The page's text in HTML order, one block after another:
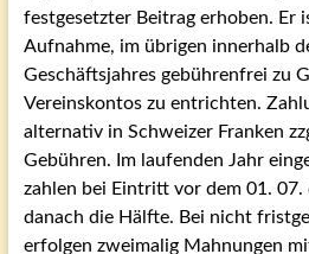
festgesetzter Beitrag erhoben. Er
Aufnahme, im übrigen innerhalb
Geschäftsjahres gebührenfrei zu
Vereinskontos zu entrichten.
alternativ in Schweizer Franken
Gebühren. Im laufenden Jahr
zahlen bei Eintritt vor dem 01. 07.
danach die Hälfte. Bei nicht
erfolgen zweimalig Mahnungen